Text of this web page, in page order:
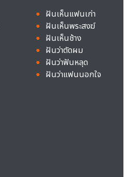
ฝันเห็นแฟนเก่า
ฝันเห็นพระสงฆ์
ฝันเห็นช้าง
ฝันว่าตัดผม
ฝันว่าฟันหลุด
ฝันว่าแฟนนอกใจ